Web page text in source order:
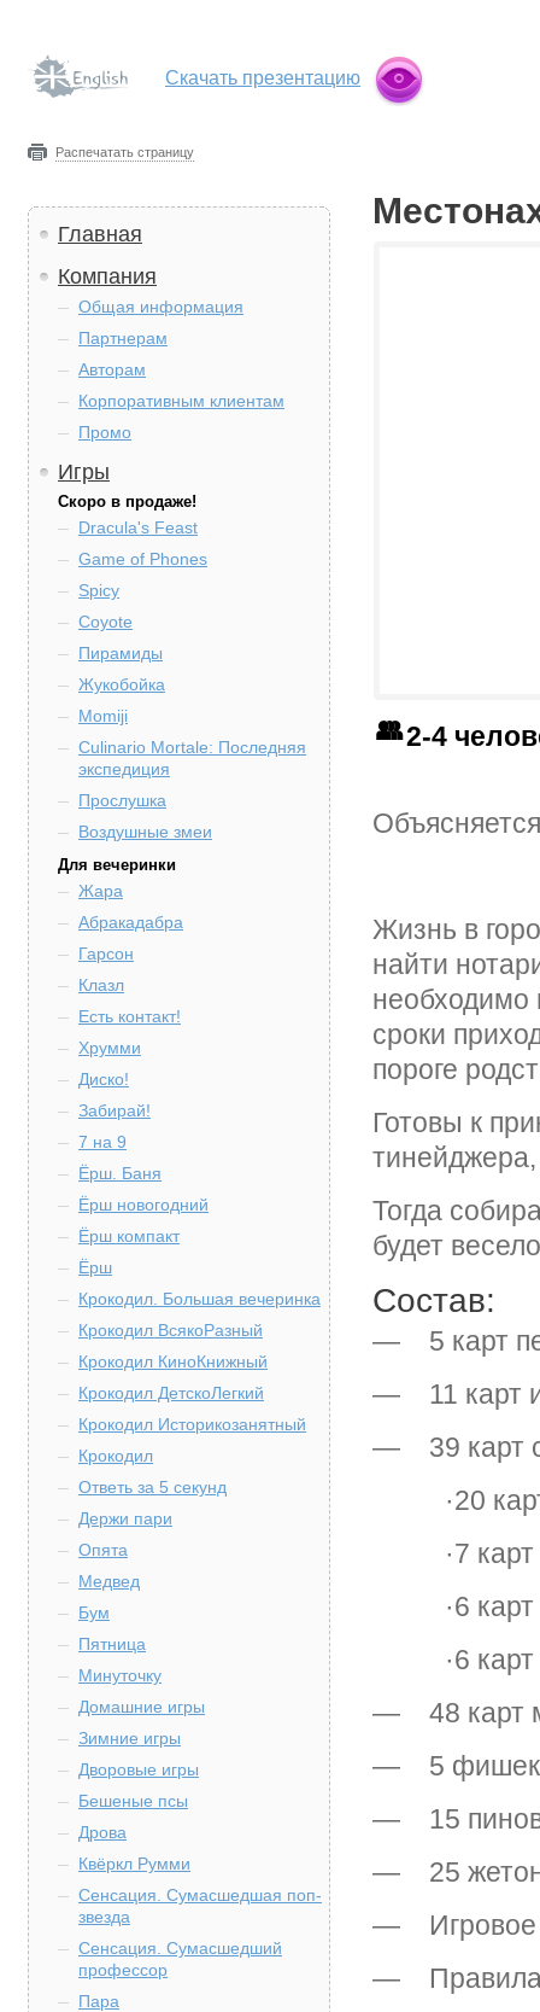
Скачать презентацию
Распечатать страницу
Главная
Компания
Общая информация
Партнерам
Авторам
Корпоративным клиентам
Промо
Игры
Скоро в продаже!
Dracula's Feast
Game of Phones
Spicy
Coyote
Пирамиды
Жукобойка
Momiji
Culinario Mortale: Последняя
экспедиция
Прослушка
Воздушные змеи
Для вечеринки
Жара
Абракадабра
Гарсон
Клазл
Есть контакт!
Хрумми
Диско!
Забирай!
7 на 9
Ёрш. Баня
Ёрш новогодний
Ёрш компакт
Ёрш
Крокодил. Большая вечеринка
Крокодил ВсякоРазный
Крокодил КиноКнижный
Крокодил ДетскоЛегкий
Крокодил Историкозанятный
Крокодил
Ответь за 5 секунд
Держи пари
Опята
Медвед
Бум
Пятница
Минуточку
Домашние игры
Зимние игры
Дворовые игры
Бешеные псы
Дрова
Квёркл Румми
Сенсация. Сумасшедшая поп-
звезда
Сенсация. Сумасшедший
профессор
Пара
2-4
Жизнь в
найти
необходимо
сроки
пороге
Готовы к
тинейджера,
Тогда
будет
Состав:
— 5 карт
— 11 карт
— 39 карт
·20 карт
·7 карт
·6 карт
·6 карт
— 48 карт
— 5 фишек
— 15
— 25
— Игровое
— Правила